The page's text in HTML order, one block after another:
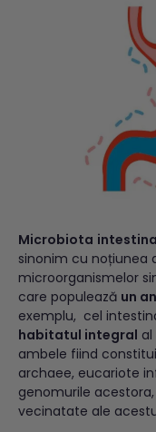
Microbiota
sinonim cu noțiunea
microorganismelor
care populează un
exemplu, cel
habitatul integral
ambele fiind
archaee, eucariote
genomurile
vecinatate ale